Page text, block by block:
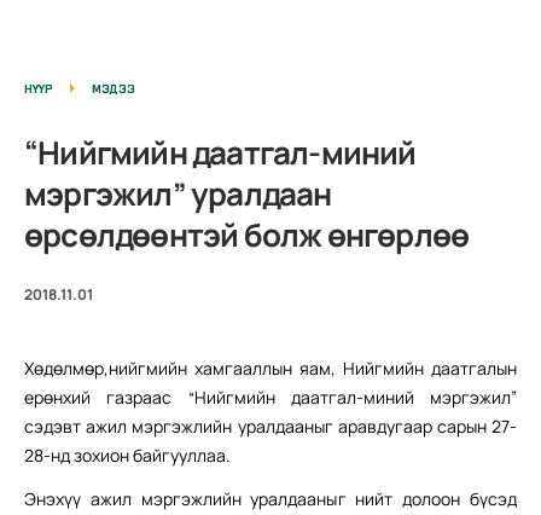
НҮҮР МЭДЭЭ
“Нийгмийн даатгал-миний
мэргэжил” уралдаан
өрсөлдөөнтэй болж өнгөрлөө
2018.11.01
Хөдөлмөр,нийгмийн хамгааллын яам, Нийгмийн даатгалын
ерөнхий газраас “Нийгмийн даатгал-миний мэргэжил”
сэдэвт ажил мэргэжлийн уралдааныг аравдугаар сарын 27-
28-нд зохион байгууллаа.
Энэхүү ажил мэргэжлийн уралдааныг нийт долоон бүсэд